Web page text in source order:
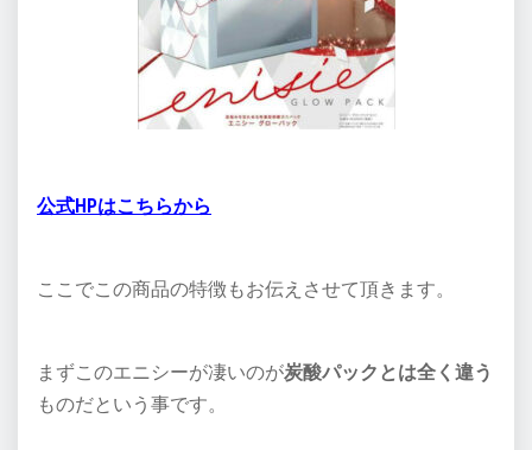
公式HPはこちらから
ここでこの商品の特徴もお伝えさせて頂きます。
まずこのエニシーが凄いのが炭酸パックとは全く違う
ものだという事です。